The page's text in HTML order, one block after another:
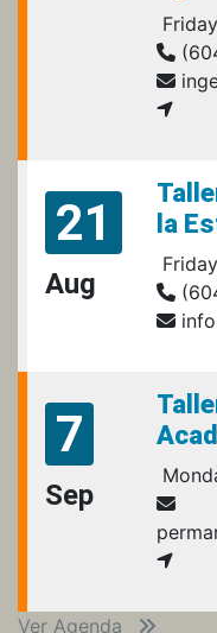
Friday
21
Aug
la
Friday
7
Sep
Ver Agenda